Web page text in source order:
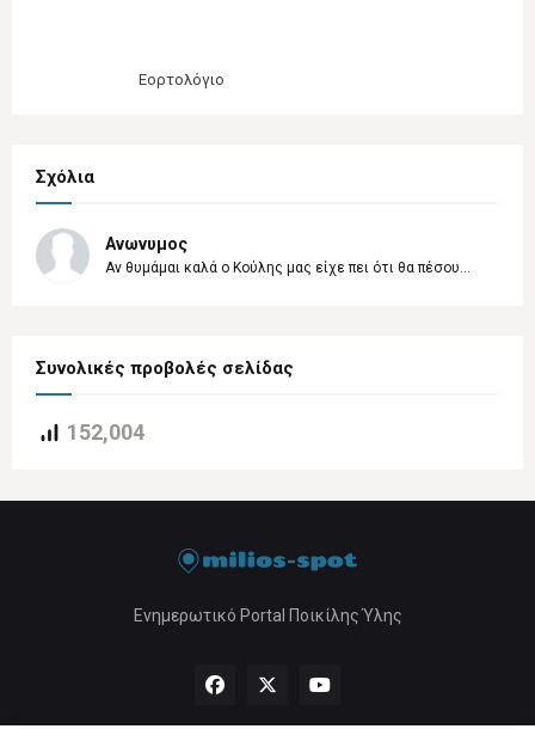
Εορτολόγιο
Σχόλια
Ανωνυμος
Αν θυμάμαι καλά ο Κούλης μας είχε πει ότι θα πέσου...
Συνολικές προβολές σελίδας
152,004
Ενημερωτικό Portal Ποικίλης Ύλης